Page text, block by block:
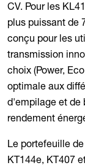
CV. Pour les
plus puissant de
conçu pour les
transmission
choix (Power,
optimale aux
d'empilage et de
rendement
Le portefeuille
KT144e, KT407